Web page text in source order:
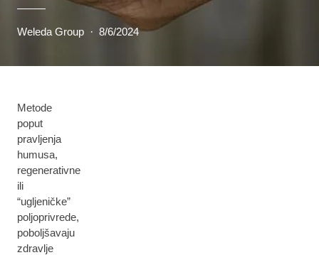
Weleda Group · 8/6/2024
Metode
poput
pravljenja
humusa,
regenerativne
ili
“ugljeničke”
poljoprivrede,
poboljšavaju
zdravlje